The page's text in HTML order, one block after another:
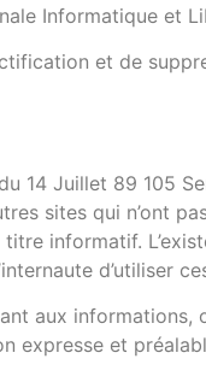
Informatique et
et de
14 Juillet 89 105
sites qui n’ont
informatif.
d’utiliser
aux
expresse et